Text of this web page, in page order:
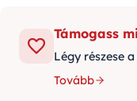
Támogass
Légy részese
Tovább